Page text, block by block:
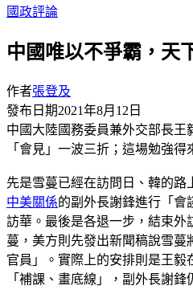
國政評論
中國唯以不爭霸，天
作者張登及
發布日期2021年8月12日
中國大陸國務委員兼外交部長王
「會見」一波三折；這場勉強
先是雪蔓已經在訪問日、韓的路
中美關係的副外長謝鋒進行「會
訪華。最後是各退一步，結束外
蔓，美方則先發出新聞稿說雪蔓
官員」。實際上的安排則是王毅
「補課、畫底線」，副外長謝